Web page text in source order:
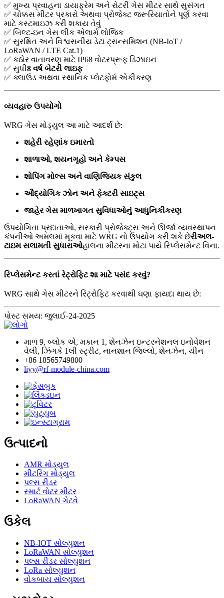
✅ મુખ્ય પ્રવાહના ડાયાફ્રેમ અને રોટરી ગેસ મીટર સાથે સુસંગત
✅ ચોક્કસ મીટર પ્રકારો અથવા પ્રોજેક્ટ જરૂરિયાતોને પૂર્ણ કરવા
માટે કસ્ટમાઇઝ કરી શકાય તેવું
✅ બિલ્ટ-ઇન ગેસ લીક ​​એલાર્મ લોજિક
✅ સુરક્ષિત અને વિશ્વસનીય ડેટા ટ્રાન્સમિશન (NB-IoT /
LoRaWAN / LTE Cat.1)
✅ કઠોર વાતાવરણ માટે IP68 વોટરપ્રૂફ ડિઝાઇન
✅ સુધી8 વર્ષ બેટરી લાઇફ
✅ ક્લાઉડ અથવા સ્થાનિક પ્લેટફોર્મ એકીકરણ
વ્યવહારુ ઉપયોગો
WRG ગેસ મોડ્યુલ આ માટે આદર્શ છે:
શહેરી રહેણાંક ઇમારતો
શાળાઓ, શયનગૃહો અને કેમ્પસ
શોપિંગ મોલ્સ અને વાણિજ્યિક સંકુલ
ઔદ્યોગિક ઝોન અને ફેક્ટરી સાઇટ્સ
જાહેર ગેસ માળખાગત સુવિધાઓનું આધુનિકીકરણ
ઉપયોગિતા પ્રદાતાઓ, સરકારી પ્રોજેક્ટ્સ અને ઊર્જા વ્યવસ્થાપન
કંપનીઓ અમલમાં મૂકવા માટે WRG નો ઉપયોગ કરી શકે છેરીઅલ-
ટાઇમ સલામતી સુધારાઓહાલના મીટરના મોટા પાયે રિપ્લેસમેન્ટ વિના.
રિપ્લેસમેન્ટ કરતાં રેટ્રોફિટ શા માટે પસંદ કરવું?
WRG સાથે ગેસ મીટરને રિટ્રોફિટ કરવાથી ઘણા ફાયદા થાય છે:
પોસ્ટ સમય: જુલાઈ-24-2025
માળ 9, બ્લોક એ, મકાન 1, શેનઝેન ઇન્ટરનેશનલ ઇનોવેશન
વેલી, ઝિંગકે 1લી સ્ટ્રીટ, નાનશાન જિલ્લો, શેનઝેન, ચીન
+86 18565749800
liyy@rf-module-china.com
ઉત્પાદનો
AMR મોડ્યુલ
મીટરિંગ મોડ્યુલ
પલ્સ રીડર
સ્માર્ટ વોટર મીટર
LoRaWAN ગેટવે
ઉકેલ
NB-IOT સોલ્યુશન
LoRaWAN સોલ્યુશન
પલ્સ રીડર સોલ્યુશન
LoRa સોલ્યુશન
વોકબાય સોલ્યુશન